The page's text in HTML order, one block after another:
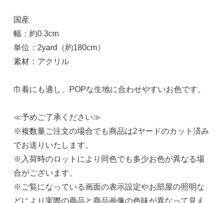
国産
幅：約0.3cm
単位：2yard（約180cm）
素材：アクリル
巾着にも適し、POPな生地に合わせやすいお色です。
≪予めご了承ください≫
※複数量ご注文の場合でも商品は2ヤードのカット済み
でお送りいたします。
※入荷時のロットにより同色でも多少お色が異なる場
合がございます。
※ご覧になっている画面の表示設定やお部屋の照明な
どにより実際の商品と商品画像の色味が異なって見え